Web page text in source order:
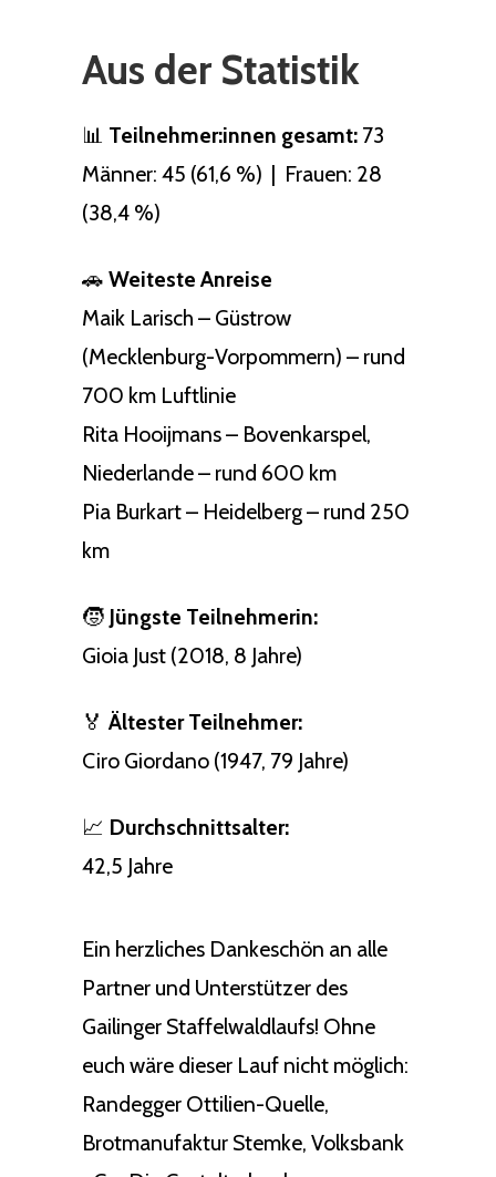
Aus der Statistik
📊 Teilnehmer:innen gesamt: 73
Männer: 45 (61,6 %) | Frauen: 28
(38,4 %)
🚗 Weiteste Anreise
Maik Larisch – Güstrow
(Mecklenburg-Vorpommern) – rund
700 km Luftlinie
Rita Hooijmans – Bovenkarspel,
Niederlande – rund 600 km
Pia Burkart – Heidelberg – rund 250
km
🧒 Jüngste Teilnehmerin:
Gioia Just (2018, 8 Jahre)
🏅 Ältester Teilnehmer:
Ciro Giordano (1947, 79 Jahre)
📈 Durchschnittsalter:
42,5 Jahre
Ein herzliches Dankeschön an alle
Partner und Unterstützer des
Gailinger Staffelwaldlaufs! Ohne
euch wäre dieser Lauf nicht möglich:
Randegger Ottilien-Quelle,
Brotmanufaktur Stemke, Volksbank